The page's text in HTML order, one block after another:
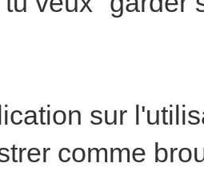
sur
comme